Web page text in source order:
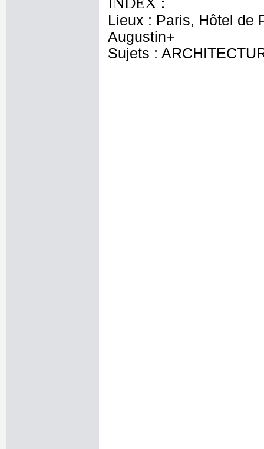
Lieux : Paris, Hôtel de
Augustin+
Sujets :